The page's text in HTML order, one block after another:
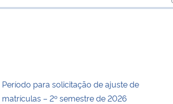
Período para solicitação de ajuste de
matrículas – 2º semestre de 2026